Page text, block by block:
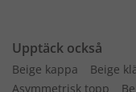
Upptäck också
Beige kappa Beige
Asymmetrisk topp